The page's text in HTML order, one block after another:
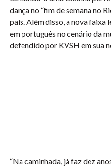
dança no “fim de semana no
país. Além disso, a nova faixa
em português no cenário da
defendido por KVSH em sua
“Na caminhada, já faz dez